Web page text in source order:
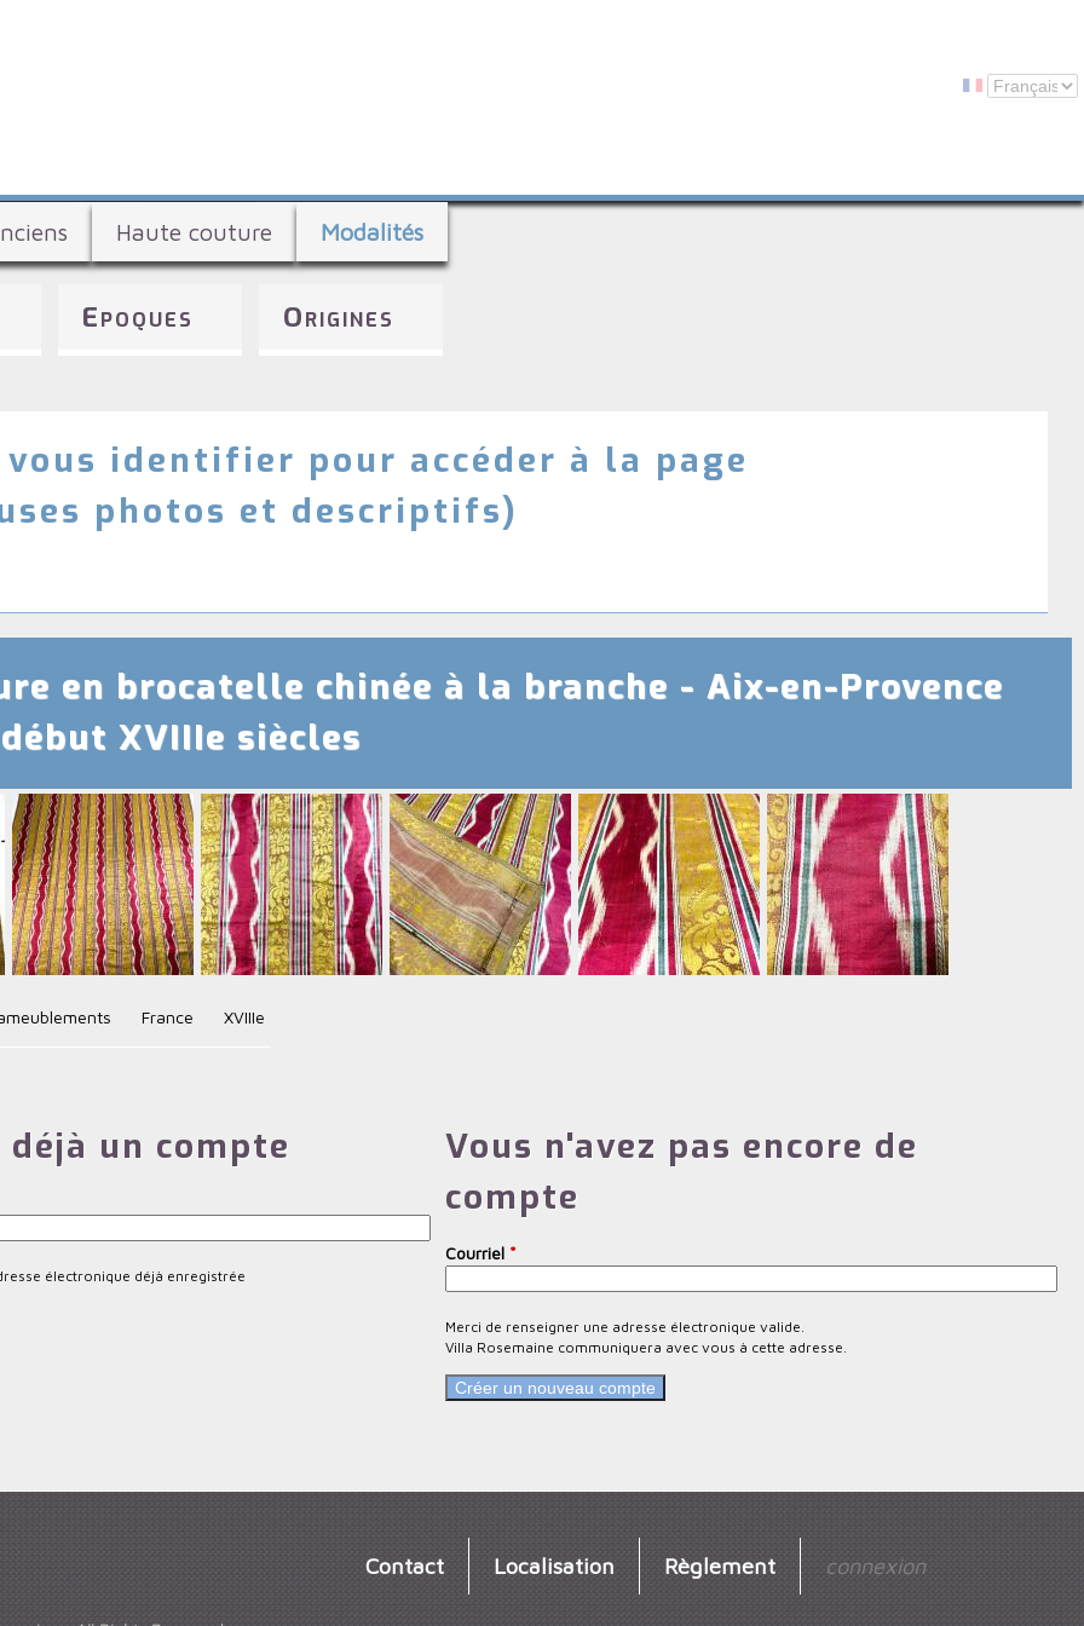
Haute couture Modalités
Epoques Origines
vous identifier pour accéder à la page
photos et descriptifs)
en brocatelle chinée à la branche - Aix-en-Provence
XVIIIe siècles
France XVIIIe
déjà un compte
électronique déjà enregistrée
Vous n'avez pas encore de
compte
Courriel *
Merci de renseigner une adresse électronique valide.
Villa Rosemaine communiquera avec vous à cette adresse.
Contact Localisation Règlement connexion